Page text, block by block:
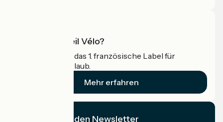
Was ist Accueil Vélo?
Accueil Vélo ist das 1. französische Label für
Radfahrer im Urlaub.
Mehr erfahren
Ich abonniere den Newsletter